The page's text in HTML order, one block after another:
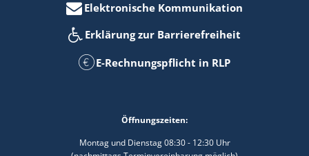
Elektronische Kommunikation
Erklärung zur Barrierefreiheit
E-Rechnungspflicht in RLP
Öffnungszeiten:
Montag und Dienstag 08:30 - 12:30 Uhr